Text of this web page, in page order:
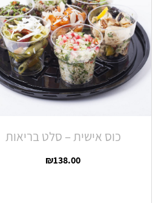
כוס אישית – סלט בריאות
₪138.00